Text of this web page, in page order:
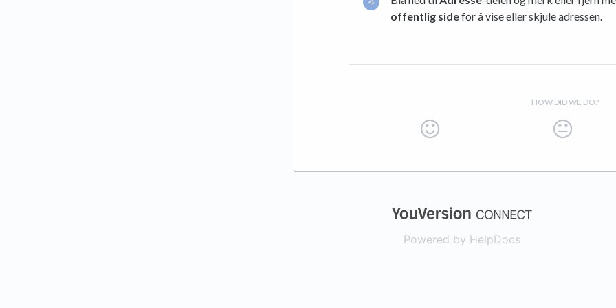
offentlig sidefor å vise eller skjule adressen.
HOW DID WE DO?
(opens in a new
Powered by HelpDocs